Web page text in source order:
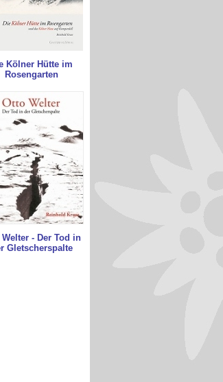
Kölner Hütte im
Rosengarten
- Der Tod in
Gletscherspalte